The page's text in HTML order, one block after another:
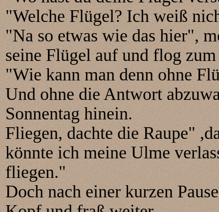
"Welche Flügel? Ich weiß
"Na so etwas wie das hier",
seine Flügel auf und flog
"Wie kann man denn ohne
Und ohne die Antwort
Sonnentag hinein.
Fliegen, dachte die Raupe"
könnte ich meine Ulme
fliegen."
Doch nach einer kurzen